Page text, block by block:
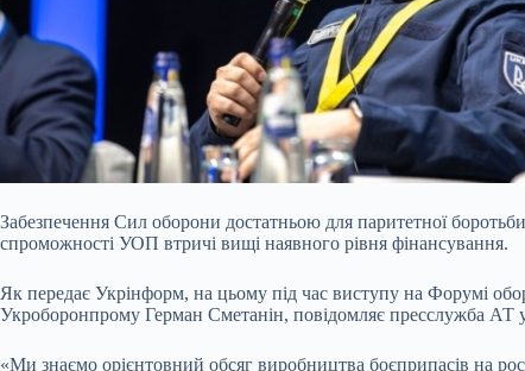
Забезпечення Сил оборони достатньою для паритетної
спроможності УОП втричі вищі наявного рівня фінансування.
Як передає Укрінформ, на цьому під час виступу на Форумі
Укроборонпрому Герман Сметанін, повідомляє пресслужба АТ
«Ми знаємо орієнтовний обсяг виробництва боєприпасів на